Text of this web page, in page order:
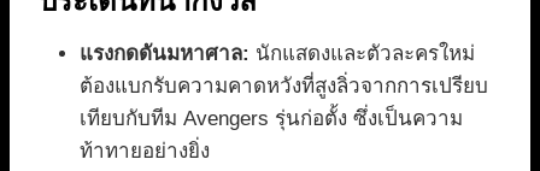
แรงกดดันมหาศาล: นักแสดงและตัวละครใหม่
ต้องแบกรับความคาดหวังที่สูงลิ่วจากการเปรียบ
เทียบกับทีม Avengers รุ่นก่อตั้ง ซึ่งเป็นความ
ท้าทายอย่างยิ่ง